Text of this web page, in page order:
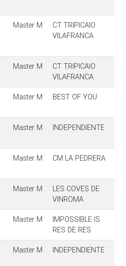
Master M
CT TRIPICAIO
VILAFRANCA
Master M
CT TRIPICAIO
VILAFRANCA
Master M BEST OF YOU
Master M INDEPENDIENTE
Master M CM LA PEDRERA
Master M
LES COVES DE
VINROMA
Master M
IMPOSSIBLE IS
RES DE RES
Master M INDEPENDIENTE